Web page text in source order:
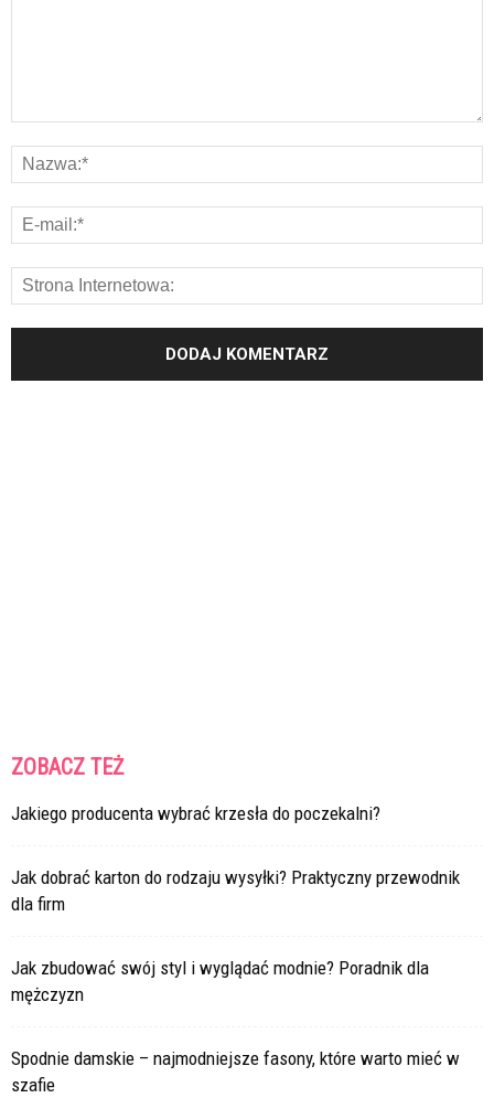
ZOBACZ TEŻ
Jakiego producenta wybrać krzesła do poczekalni?
Jak dobrać karton do rodzaju wysyłki? Praktyczny przewodnik
dla firm
Jak zbudować swój styl i wyglądać modnie? Poradnik dla
mężczyzn
Spodnie damskie – najmodniejsze fasony, które warto mieć w
szafie